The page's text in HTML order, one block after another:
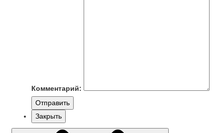
Комментарий:
Отправить
Закрыть